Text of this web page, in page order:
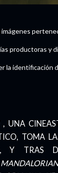
productoras y
la identificación
UNA
TOMA
Y TRAS
MANDALORIAN